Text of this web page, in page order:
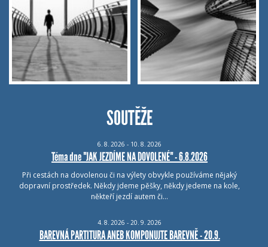
SOUTĚŽE
6. 8. 2026 - 10. 8. 2026
Téma dne "JAK JEZDÍME NA DOVOLENÉ" - 6.8.2026
Při cestách na dovolenou či na výlety obvykle používáme nějaký
dopravní prostředek. Někdy jdeme pěšky, někdy jedeme na kole,
někteří jezdí autem či…
4. 8. 2026 - 20. 9. 2026
BAREVNÁ PARTITURA ANEB KOMPONUJTE BAREVNĚ - 20.9.